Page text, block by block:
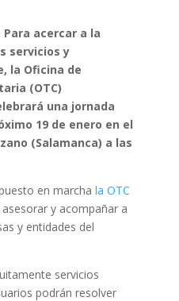
Para acercar a la
servicios y
la Oficina de
(OTC)
una jornada
19 de enero en el
(Salamanca) a las
en marcha la OTC
y acompañar a
y entidades del
servicios
podrán resolver